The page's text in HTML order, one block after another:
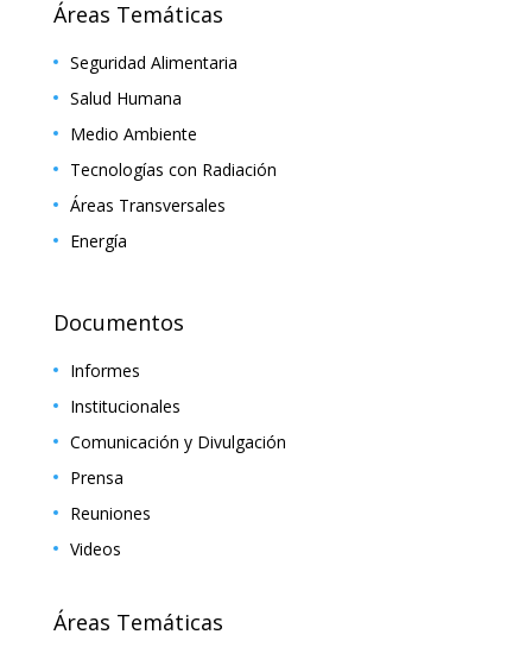
Áreas Temáticas
Seguridad Alimentaria
Salud Humana
Medio Ambiente
Tecnologías con Radiación
Áreas Transversales
Energía
Documentos
Informes
Institucionales
Comunicación y Divulgación
Prensa
Reuniones
Videos
Áreas Temáticas